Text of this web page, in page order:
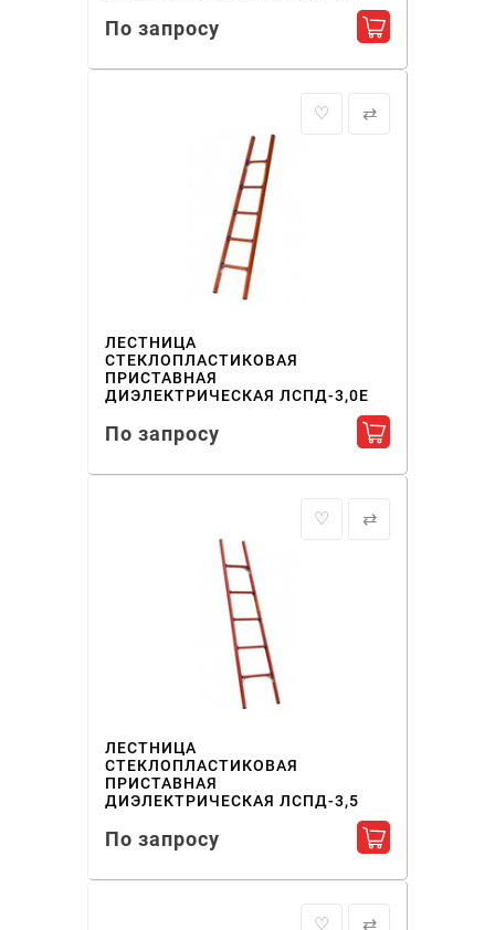
По запросу Добавить в
♡ ⇄
ЛЕСТНИЦА
СТЕКЛОПЛАСТИКОВАЯ
ПРИСТАВНАЯ
ДИЭЛЕКТРИЧЕСКАЯ ЛСПД-3,0Е
По запросу Добавить в
♡ ⇄
ЛЕСТНИЦА
СТЕКЛОПЛАСТИКОВАЯ
ПРИСТАВНАЯ
ДИЭЛЕКТРИЧЕСКАЯ ЛСПД-3,5
По запросу Добавить в
♡ ⇄